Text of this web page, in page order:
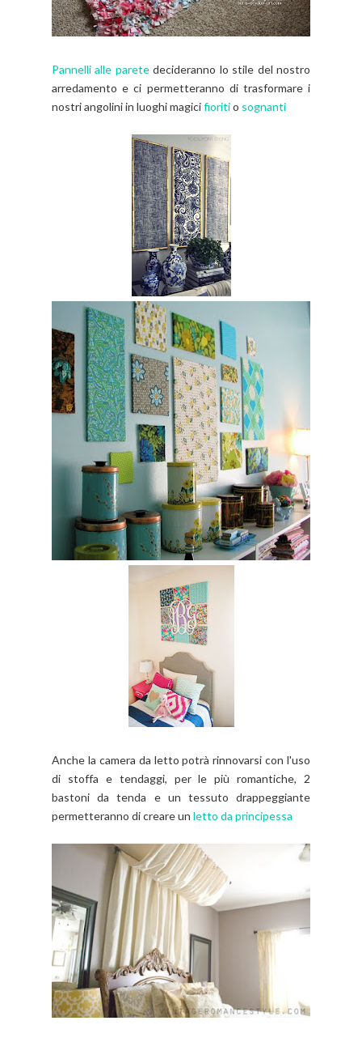
Pannelli alle paretedecideranno lo stile del nostro
arredamento e ci permetteranno di trasformare i
nostri angolini in luoghi magicifioritio sognanti
Anche la camera da letto potrà rinnovarsi con l'uso
di stoffa e tendaggi, per le più romantiche, 2
bastoni da tenda e un tessuto drappeggiante
permetteranno di creare un letto da principessa